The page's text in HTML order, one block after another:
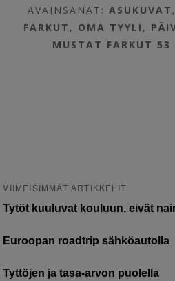
AVAINSANAT:ASUKUVAT ,
FARKUT , OMA TYYLI ,
MUSTAT FARKUT 53
VIIMEISIMMÄT ARTIKKELIT
Tytöt kuuluvat kouluun, eivät
Euroopan roadtrip sähköautolla
Tyttöjen ja tasa-arvon puolella